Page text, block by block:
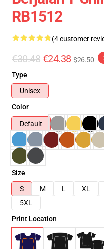
RB1512
(4 customer
€30.48 €24.38 $26.50
Type
Unisex
Color
Default
Size
S
M L XL
5XL
Print Location